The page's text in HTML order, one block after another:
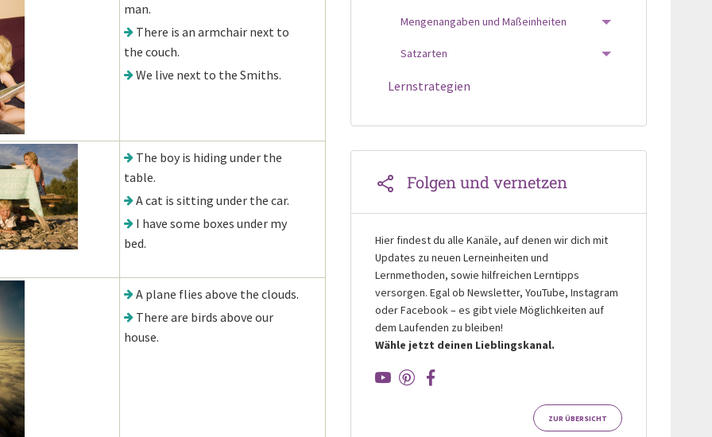
man.
There is an armchair next to
the couch.
We live next to the Smiths.
The boy is hiding under the
table.
A cat is sitting under the car.
I have some boxes under my
bed.
A plane flies above the clouds.
There are birds above our
house.
Mengenangaben und Maßeinheiten
TOGGLE MENU
Satzarten
TOGGLE MENU
Lernstrategien
Folgen und vernetzen
Hier findest du alle Kanäle, auf denen wir dich mit
Updates zu neuen Lerneinheiten und
Lernmethoden, sowie hilfreichen Lerntipps
versorgen. Egal ob Newsletter, YouTube, Instagram
oder Facebook – es gibt viele Möglichkeiten auf
dem Laufenden zu bleiben!
Wähle jetzt deinen Lieblingskanal.
ZUR ÜBERSICHT